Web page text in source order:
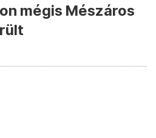
mégis Mészáros